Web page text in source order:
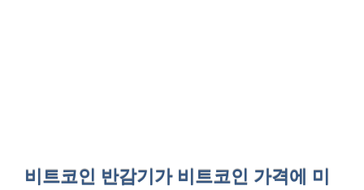
비트코인 반감기가 비트코인 가격에 미